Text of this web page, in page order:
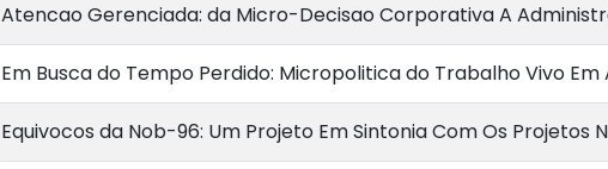
Atencao Gerenciada: da Micro-Decisao Corporativa A
Em Busca do Tempo Perdido: Micropolitica do Trabalho Vivo Em
Equivocos da Nob-96: Um Projeto Em Sintonia Com Os Projetos